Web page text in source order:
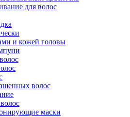
для волос
и кожей головы
волос
маски